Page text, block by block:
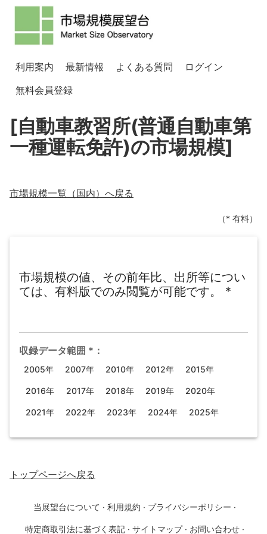
利用案内 最新情報 よくある質問
ログイン
無料会員登録
[自動車教習所(普通自動車第
一種運転免許)の市場規模]
市場規模一覧（国内）へ戻る
（* 有料）
市場規模の値、その前年比、出所等につい
ては、有料版でのみ閲覧が可能です。
*
収録データ範囲 * ：
2005年 2007年 2010年 2012年 2015年
2016年 2017年 2018年 2019年 2020年
2021年 2022年 2023年 2024年 2025年
トップページへ戻る
当展望台について · 利用規約 · プライバシーポリシー ·
特定商取引法に基づく表記 · サイトマップ · お問い合わせ ·